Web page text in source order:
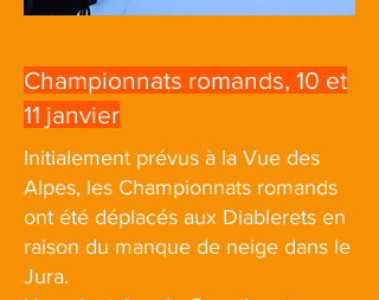
Championnats romands, 10 et
11 janvier
Initialement prévus à la Vue des
Alpes, les Championnats romands
ont été déplacés aux Diablerets en
raison du manque de neige dans le
Jura.